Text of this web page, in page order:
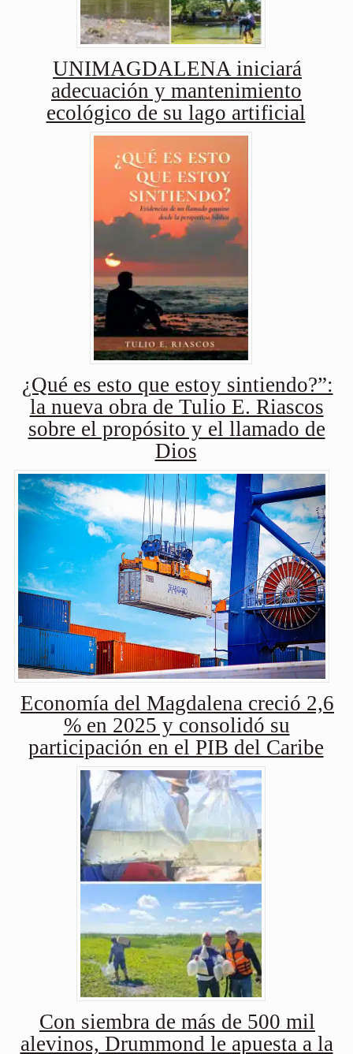
UNIMAGDALENA iniciará
adecuación y mantenimiento
ecológico de su lago artificial
¿Qué es esto que estoy sintiendo?”:
la nueva obra de Tulio E. Riascos
sobre el propósito y el llamado de
Dios
Economía del Magdalena creció 2,6
% en 2025 y consolidó su
participación en el PIB del Caribe
Con siembra de más de 500 mil
alevinos, Drummond le apuesta a la